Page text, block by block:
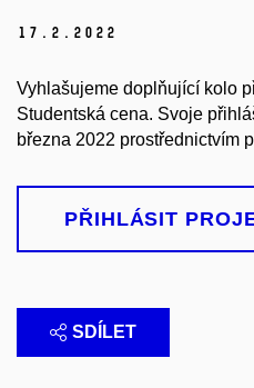
17. 2. 2022
Vyhlašujeme doplňující kolo
Studentská cena. Svoje
března 2022 prostřednictvím
PŘIHLÁSIT
SDÍLET